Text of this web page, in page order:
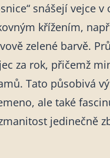
snášejí vejce
křížením,
zelené barvě.
za rok, přičemž
Tato působivá
ale také
jedinečně